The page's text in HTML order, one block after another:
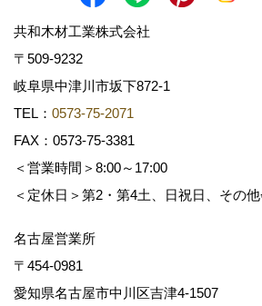
共和木材工業株式会社
〒509-9232
岐阜県中津川市坂下872‐1
TEL： 0573-75-2071
FAX：0573-75-3381
＜営業時間＞8:00～17:00
＜定休日＞第2・第4土、日祝日、その
名古屋営業所
〒454-0981
愛知県名古屋市中川区吉津4-1507